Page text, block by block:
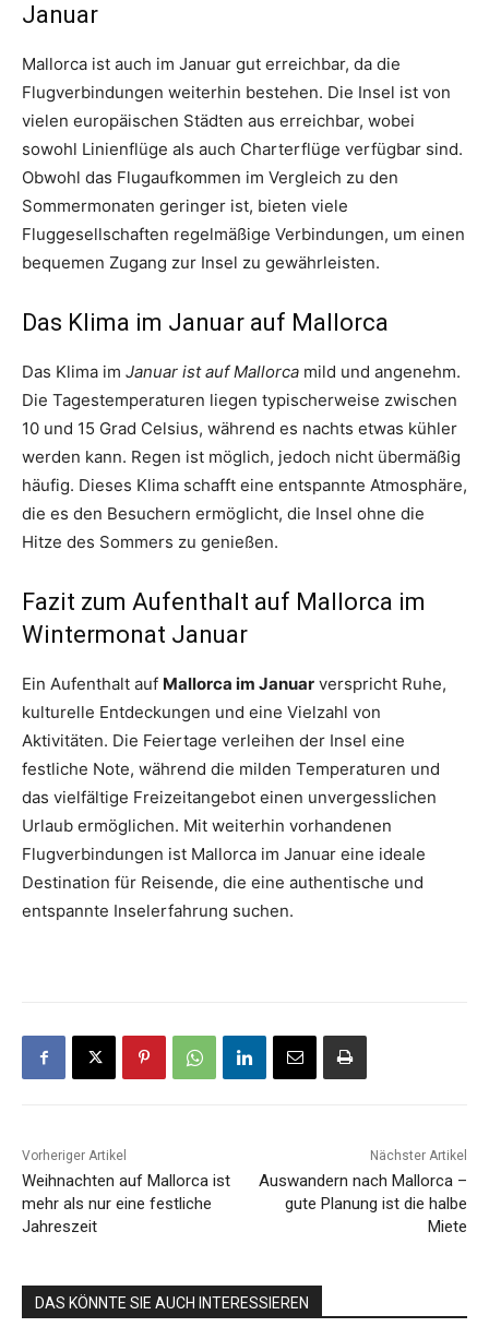
Januar
Mallorca ist auch im Januar gut erreichbar, da die
Flugverbindungen weiterhin bestehen. Die Insel ist von
vielen europäischen Städten aus erreichbar, wobei
sowohl Linienflüge als auch Charterflüge verfügbar sind.
Obwohl das Flugaufkommen im Vergleich zu den
Sommermonaten geringer ist, bieten viele
Fluggesellschaften regelmäßige Verbindungen, um einen
bequemen Zugang zur Insel zu gewährleisten.
Das Klima im Januar auf Mallorca
Das Klima im Januar ist auf Mallorca mild und angenehm.
Die Tagestemperaturen liegen typischerweise zwischen
10 und 15 Grad Celsius, während es nachts etwas kühler
werden kann. Regen ist möglich, jedoch nicht übermäßig
häufig. Dieses Klima schafft eine entspannte Atmosphäre,
die es den Besuchern ermöglicht, die Insel ohne die
Hitze des Sommers zu genießen.
Fazit zum Aufenthalt auf Mallorca im
Wintermonat Januar
Ein Aufenthalt auf Mallorca im Januar verspricht Ruhe,
kulturelle Entdeckungen und eine Vielzahl von
Aktivitäten. Die Feiertage verleihen der Insel eine
festliche Note, während die milden Temperaturen und
das vielfältige Freizeitangebot einen unvergesslichen
Urlaub ermöglichen. Mit weiterhin vorhandenen
Flugverbindungen ist Mallorca im Januar eine ideale
Destination für Reisende, die eine authentische und
entspannte Inselerfahrung suchen.
Vorheriger Artikel
Weihnachten auf Mallorca ist
mehr als nur eine festliche
Jahreszeit
Nächster Artikel
Auswandern nach Mallorca –
gute Planung ist die halbe
Miete
DAS KÖNNTE SIE AUCH INTERESSIEREN